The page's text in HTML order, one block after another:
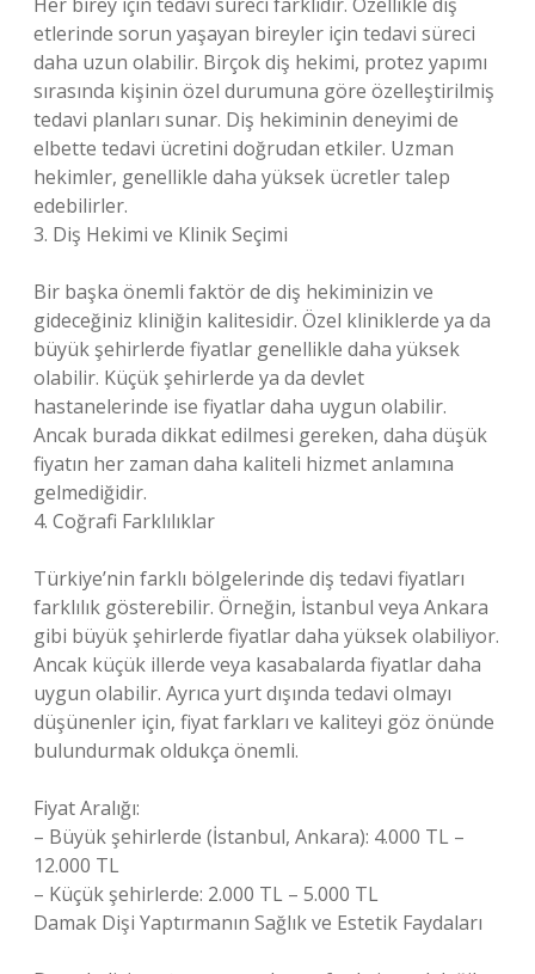
etlerinde sorun yaşayan bireyler için tedavi süreci
daha uzun olabilir. Birçok diş hekimi, protez yapımı
sırasında kişinin özel durumuna göre özelleştirilmiş
tedavi planları sunar. Diş hekiminin deneyimi de
elbette tedavi ücretini doğrudan etkiler. Uzman
hekimler, genellikle daha yüksek ücretler talep
edebilirler.
3. Diş Hekimi ve Klinik Seçimi
Bir başka önemli faktör de diş hekiminizin ve
gideceğiniz kliniğin kalitesidir. Özel kliniklerde ya da
büyük şehirlerde fiyatlar genellikle daha yüksek
olabilir. Küçük şehirlerde ya da devlet
hastanelerinde ise fiyatlar daha uygun olabilir.
Ancak burada dikkat edilmesi gereken, daha düşük
fiyatın her zaman daha kaliteli hizmet anlamına
gelmediğidir.
4. Coğrafi Farklılıklar
Türkiye’nin farklı bölgelerinde diş tedavi fiyatları
farklılık gösterebilir. Örneğin, İstanbul veya Ankara
gibi büyük şehirlerde fiyatlar daha yüksek olabiliyor.
Ancak küçük illerde veya kasabalarda fiyatlar daha
uygun olabilir. Ayrıca yurt dışında tedavi olmayı
düşünenler için, fiyat farkları ve kaliteyi göz önünde
bulundurmak oldukça önemli.
Fiyat Aralığı:
– Büyük şehirlerde (İstanbul, Ankara): 4.000 TL –
12.000 TL
– Küçük şehirlerde: 2.000 TL – 5.000 TL
Damak Dişi Yaptırmanın Sağlık ve Estetik Faydaları